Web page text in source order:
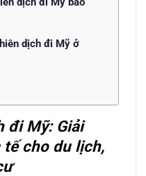
dịch đi Mỹ ở
đi Mỹ: Giải
cho du lịch,